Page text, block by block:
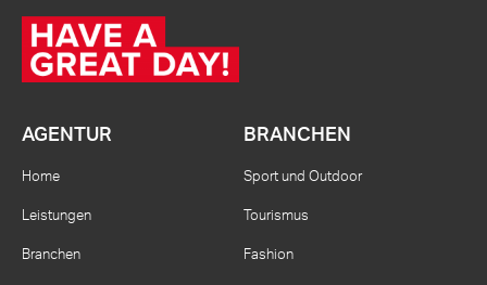
AGENTUR
Home
Leistungen
Branchen
BRANCHEN
Sport und Outdoor
Tourismus
Fashion